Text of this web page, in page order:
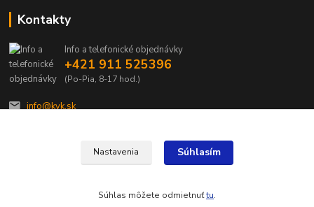
Kontakty
Info a telefonické objednávky
+421 911 525396
(Po-Pia, 8-17 hod.)
info@kvk.sk
Nastavenia Súhlasím
Súhlas môžete odmietnuťtu.